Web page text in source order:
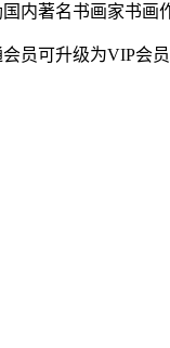
内著名书画家书画
员可升级为VIP会员